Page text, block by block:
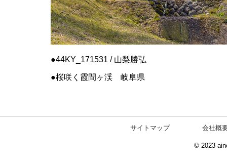
44KY_171531 / 山梨勝弘
桜咲く霞間ヶ渓 岐阜県
サイトマップ 会社概
© 2023